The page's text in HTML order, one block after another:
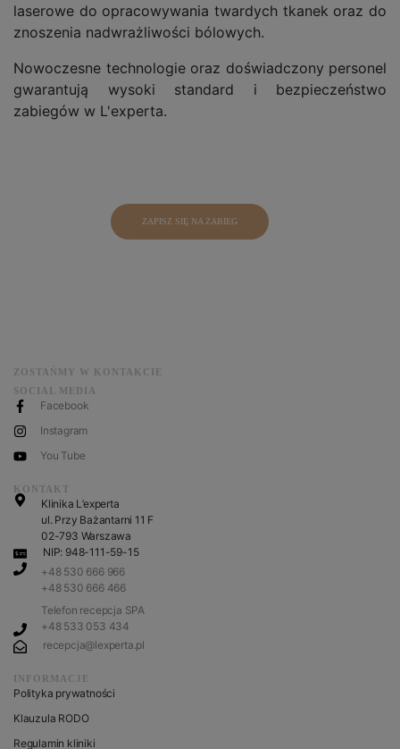
laserowe do opracowywania twardych tkanek oraz do
znoszenia nadwrażliwości bólowych.
Nowoczesne technologie oraz doświadczony personel
gwarantują wysoki standard i bezpieczeństwo
zabiegów w L'experta.
ZAPISZ SIĘ NA ZABIEG
ZOSTAŃMY W KONTAKCIE
SOCIAL MEDIA
Facebook
Instagram
You Tube
KONTAKT
Klinika L’experta
ul. Przy Bażantarni 11 F
02-793 Warszawa
NIP: 948-111-59-15
+48 530 666 966
+48 530 666 466
Telefon recepcja SPA
+48 533 053 434
recepcja@lexperta.pl
INFORMACJE
Polityka prywatności
Klauzula RODO
Regulamin kliniki